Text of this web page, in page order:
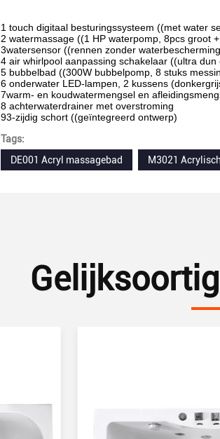
1 touch digitaal besturingssysteem ((met water
2 watermassage ((1 HP waterpomp, 8pcs groot
3watersensor ((rennen zonder
4 air whirlpool aanpassing schakelaar ((ultra dun
5 bubbelbad ((300W bubbelpomp, 8 stuks
6 onderwater LED-lampen, 2 kussens
7warm- en koudwatermengsel en
8 achterwaterdrainer met overstroming
93-zijdig schort ((geïntegreerd ontwerp)
Tags:
DE001 Acryl massagebad
M3021